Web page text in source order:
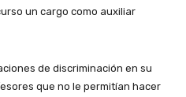
un cargo como auxiliar
de discriminación en su
que no le permitían hacer